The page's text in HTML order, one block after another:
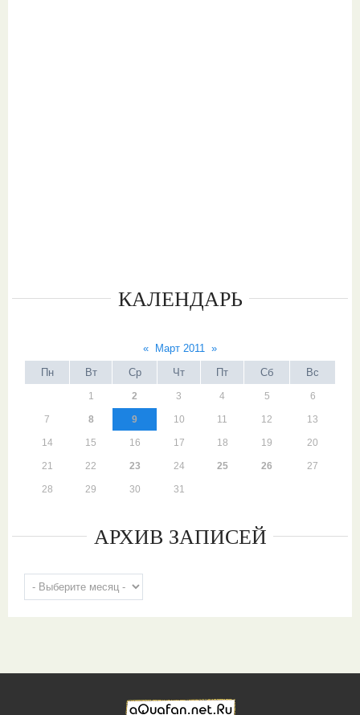
КАЛЕНДАРЬ
« Март 2011 »
Пн
Вт Ср Чт Пт Сб Вс
1 2 3 4 5 6
7 8 9 10 11 12 13
14 15 16 17 18 19 20
21 22 23 24 25 26 27
28 29 30 31
АРХИВ ЗАПИСЕЙ